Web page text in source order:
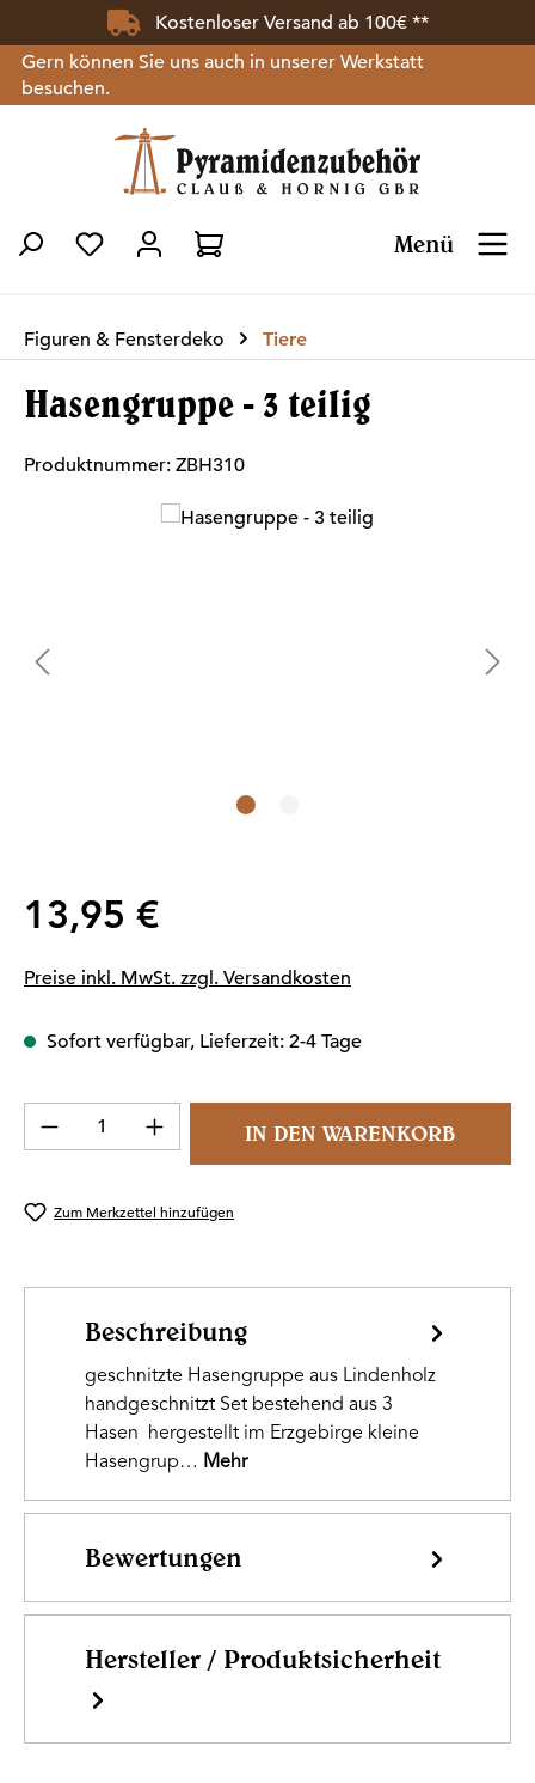
Zum Hauptinhalt springenKostenloser Versand ab 100€ **
Gern können Sie uns auch in unserer Werkstatt
besuchen.
Menü
Du hast 0 Produkte auf dem Merkzettel
Figuren & Fensterdeko Tiere
Hasengruppe - 3 teilig
Produktnummer: ZBH310
Bildergalerie überspringen
Regulärer Preis:
13,95 €
Preise inkl. MwSt. zzgl. Versandkosten
Sofort verfügbar, Lieferzeit: 2-4 Tage
Produkt Anzahl: Gib den gewünschten
IN DEN WARENKORB
Zum Merkzettel hinzufügen
Beschreibung
geschnitzte Hasengruppe aus Lindenholz
handgeschnitzt Set bestehend aus 3
Hasen hergestellt im Erzgebirge kleine
Hasengrup… Mehr
Bewertungen
Hersteller / Produktsicherheit